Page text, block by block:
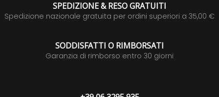
SPEDIZIONE & RESO GRATUITI
Spedizione nazionale gratuita per ordini superiori a 35,00 €
SODDISFATTI O RIMBORSATI
Garanzia di rimborso entro 30 giorni